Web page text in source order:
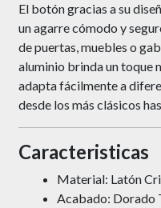
El botón gracias a su
un agarre cómodo y
de puertas, muebles o
aluminio brinda un toque
adapta fácilmente a
desde los más clásicos
Caracteristicas
Material: Latón
Acabado: Dorado